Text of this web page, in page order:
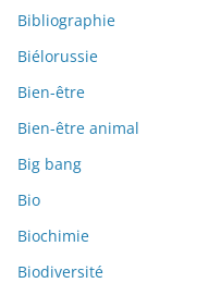
Bibliographie
Biélorussie
Bien-être
Bien-être animal
Big bang
Bio
Biochimie
Biodiversité